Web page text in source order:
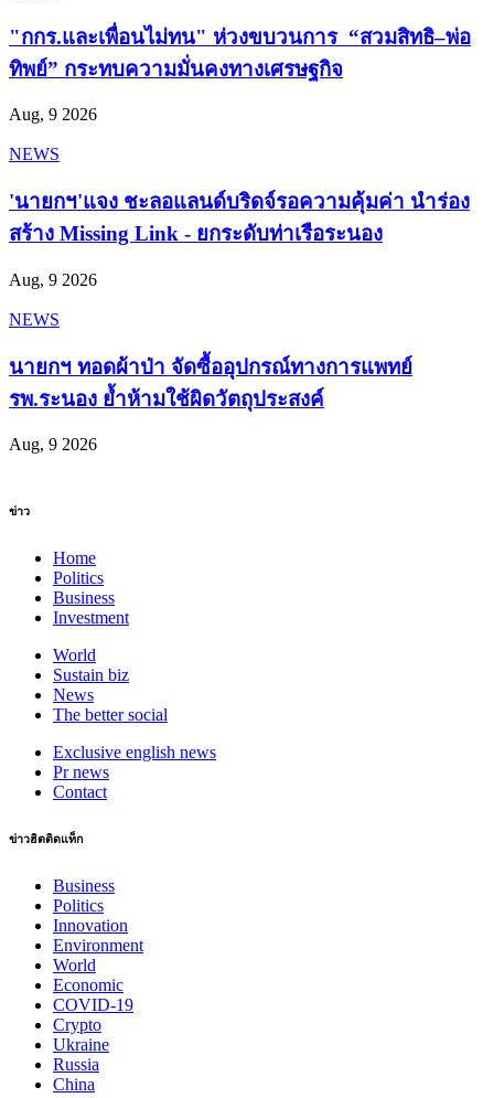
"กกร.และเพื่อนไม่ทน" ห่วงขบวนการ “สวมสิทธิ–พ่อ
ทิพย์” กระทบความมั่นคงทางเศรษฐกิจ
Aug, 9 2026
NEWS
'นายกฯ'แจง ชะลอแลนด์บริดจ์รอความคุ้มค่า นำร่อง
สร้าง Missing Link - ยกระดับท่าเรือระนอง
Aug, 9 2026
NEWS
นายกฯ ทอดผ้าป่า จัดซื้ออุปกรณ์ทางการแพทย์
รพ.ระนอง ย้ำห้ามใช้ผิดวัตถุประสงค์
Aug, 9 2026
ข่าว
Home
Politics
Business
Investment
World
Sustain biz
News
The better social
Exclusive english news
Pr news
Contact
ข่าวฮิตติดแท็ก
Business
Politics
Innovation
Environment
World
Economic
COVID-19
Crypto
Ukraine
Russia
China